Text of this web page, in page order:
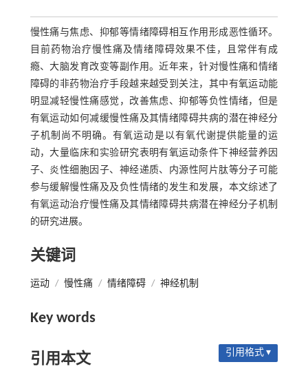
慢性痛与焦虑、抑郁等情绪障碍相互作用形成恶性循环。
目前药物治疗慢性痛及情绪障碍效果不佳，且常伴有成
瘾、大脑发育改变等副作用。近年来，针对慢性痛和情绪
障碍的非药物治疗手段越来越受到关注，其中有氧运动能
明显减轻慢性痛感觉，改善焦虑、抑郁等负性情绪，但是
有氧运动如何减缓慢性痛及其情绪障碍共病的潜在神经分
子机制尚不明确。有氧运动是以有氧代谢提供能量的运
动，大量临床和实验研究表明有氧运动条件下神经营养因
子、炎性细胞因子、神经递质、内源性阿片肽等分子可能
参与缓解慢性痛及及负性情绪的发生和发展，本文综述了
有氧运动治疗慢性痛及其情绪障碍共病潜在神经分子机制
的研究进展。
关键词
运动 / 慢性痛 / 情绪障碍 / 神经机制
Key words
引用本文 引用格式 ▾